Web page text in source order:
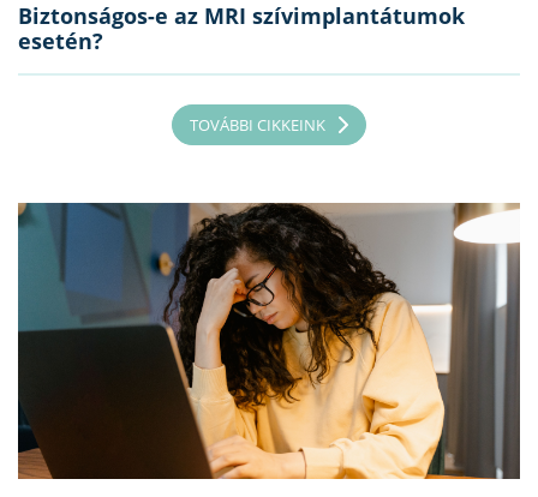
Biztonságos-e az MRI szívimplantátumok
esetén?
TOVÁBBI CIKKEINK